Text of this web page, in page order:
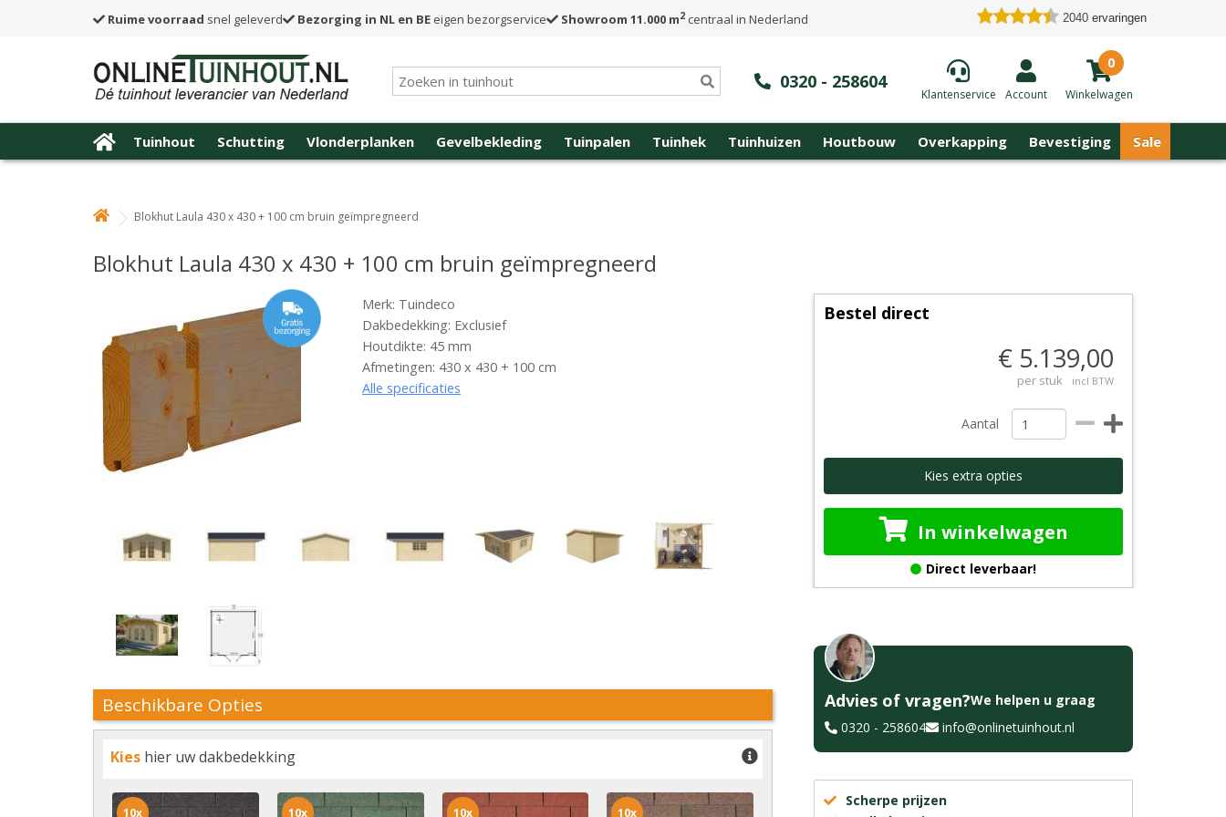
Ruime voorraad snel geleverd Bezorging in NL en BE eigen bezorgservice Showroom 11.000 m2centraal in Nederland 2040 ervaringen
0320 - 258604
Klantenservice Account
0
Winkelwagen
Tuinhout Schutting Vlonderplanken Gevelbekleding Tuinpalen Tuinhek Tuinhuizen Houtbouw Overkapping Bevestiging Sale
Blokhut Laula 430 x 430 + 100 cm bruin geïmpregneerd
Blokhut Laula 430 x 430 + 100 cm bruin geïmpregneerd
Merk: Tuindeco
Dakbedekking: Exclusief
Houtdikte: 45 mm
Afmetingen: 430 x 430 + 100 cm
Alle specificaties
Beschikbare Opties
Kies hier uw dakbedekking
10x 10x 10x 10x
Bestel direct
€ 5.139,00
per stuk incl BTW
Aantal
Kies extra opties
In winkelwagen
Direct leverbaar!
Advies of vragen?We helpen u graag
0320 - 258604
info@onlinetuinhout.nl
Scherpe prijzen